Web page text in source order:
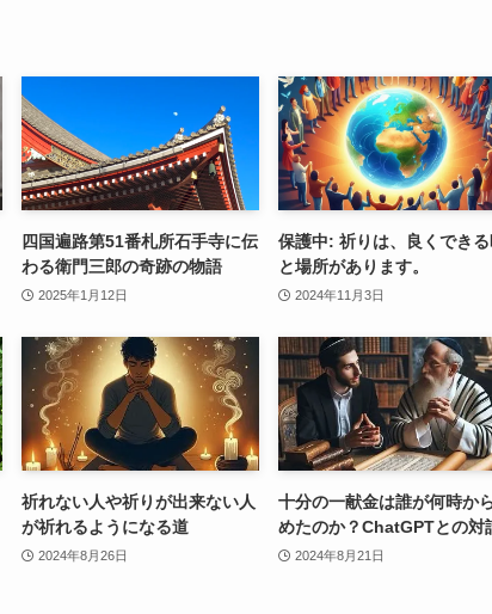
四国遍路第51番札所石手寺に伝
わる衛門三郎の奇跡の物語
2025年1月12日
保護中: 祈りは、良くでき
と場所があります。
2024年11月3日
祈れない人や祈りが出来ない人
が祈れるようになる道
2024年8月26日
十分の一献金は誰が何時か
めたのか？ChatGPTとの対
2024年8月21日